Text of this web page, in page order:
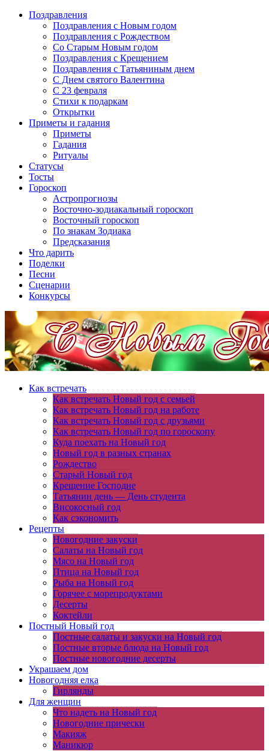
Поздравления
Поздравления с Новым годом
Поздравления с Рождеством
Со Старым Новым годом
Поздравления с Крещением
Поздравления с Татьяниным днем
С Днем святого Валентина
C 23 февраля
Стихи к подаркам
Открытки
Приметы и гадания
Приметы
Гадания
Ритуалы
Статусы
Тосты
Гороскоп
Астропрогнозы
Восточно-зодиакальный гороскоп
Восточный гороскоп
По знакам Зодиака
Предсказания
Что дарить
Поделки
Песни
Сценарии
Конкурсы
Как встречать
Как встречать Новый год с семьей
Как встречать Новый год на работе
Как встречать Новый год с друзьями
Как встречать Новый год по гороскопу
Куда поехать на Новый год
Новый год в разных странах
Рождество
Старый Новый год
Крещение Господне
Татьянин день — День студента
Високосный год
Как сэкономить
Рецепты
Новогодние закуски
Салаты на Новый год
Мясо на Новый год
Птица на Новый год
Рыба на Новый год
Горячее с морепродуктами
Десерты
Коктейли
Постный Новый год
Постные салаты и закуски на Новый год
Постные вторые блюда на Новый год
Постные новогодние десерты
Украшаем дом
Новогодняя елка
Гирлянды
Для женщин
Что надеть на Новый год
Новогодние прически
Макияж
Маникюр